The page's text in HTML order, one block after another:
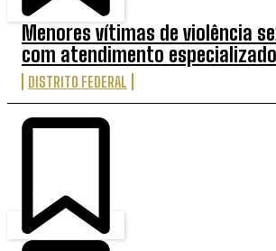
Menores vítimas de violência
com atendimento especializado
DISTRITO FEDERAL